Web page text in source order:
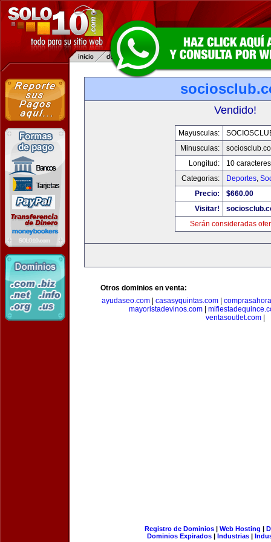
Vendido!
Mayusculas:
Minusculas:
Longitud:
10 caracteres
Categorias:
Deportes,
Precio:
$660.00
Visitar!
Serán consideradas
Otros dominios en venta:
ayudaseo.com
casasyquintas.com
mayoristadevinos.com
ventasoutlet.com
Registro de Dominios| Web Hosting |
Dominios Expirados | Industrias |